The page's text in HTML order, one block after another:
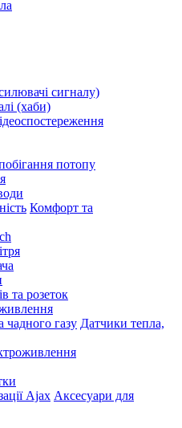
сигналу)
(хаби)
потопу
Комфорт та
та розеток
Датчики тепла,
Аксесуари для